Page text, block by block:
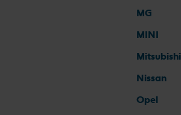
MG
MINI
Mitsubishi
Nissan
Opel